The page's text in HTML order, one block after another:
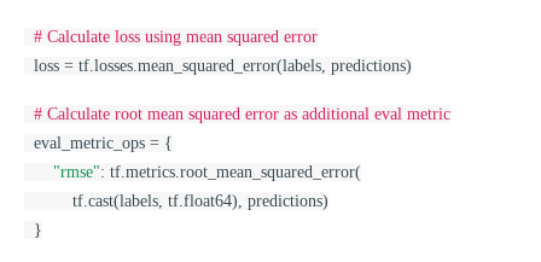
# Calculate loss using mean squared error
loss = tf.losses.mean_squared_error(labels, predictions)
# Calculate root mean squared error as additional eval metric
eval_metric_ops = {
"rmse": tf.metrics.root_mean_squared_error(
tf.cast(labels, tf.float64), predictions)
}